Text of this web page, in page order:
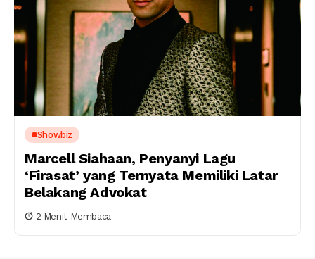
Showbiz
Marcell Siahaan, Penyanyi Lagu
‘Firasat’ yang Ternyata Memiliki Latar
Belakang Advokat
2 Menit Membaca